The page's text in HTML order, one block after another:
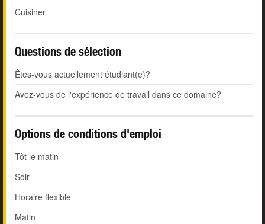
Cuisiner
Questions de sélection
Êtes-vous actuellement étudiant(e)?
Avez-vous de l'expérience de travail dans ce domaine?
Options de conditions d'emploi
Tôt le matin
Soir
Horaire flexible
Matin